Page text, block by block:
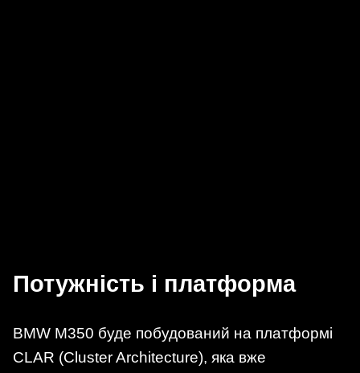
Потужність і платформа
BMW M350 буде побудований на платформі
CLAR (Cluster Architecture), яка вже